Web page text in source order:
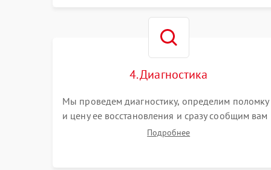
4. Диагностика
Мы проведем диагностику, определим поломку
и цену ее восстановления и сразу сообщим вам
о сроках ее ремонта.Подробнее